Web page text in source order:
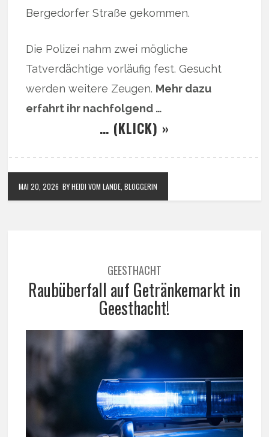
Bergedorfer Straße gekommen.
Die Polizei nahm zwei mögliche
Tatverdächtige vorläufig fest. Gesucht
werden weitere Zeugen. Mehr dazu
erfahrt ihr nachfolgend …
… (KLICK) »
MAI 20, 2026 BY HEIDI VOM LANDE, BLOGGERIN
GEESTHACHT
Raubüberfall auf Getränkemarkt in
Geesthacht!